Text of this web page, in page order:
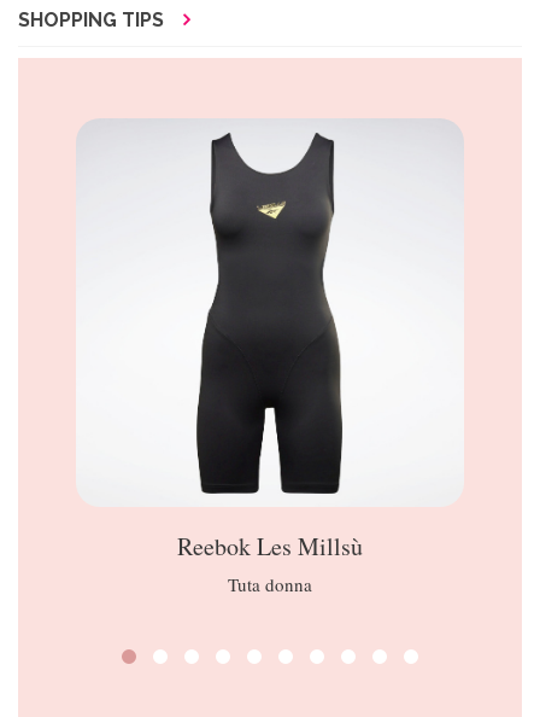
SHOPPING TIPS
Reebok Les Millsù
Tuta donna